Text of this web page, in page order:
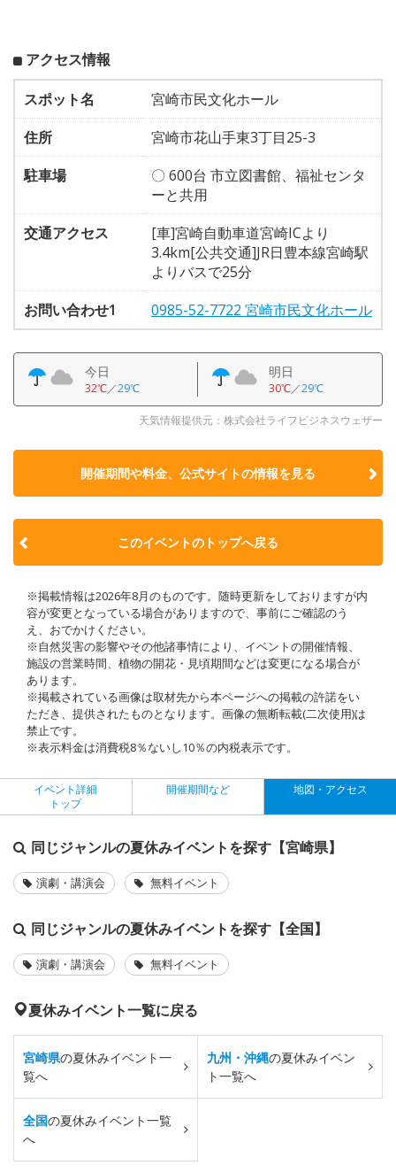
アクセス情報
スポット名
宮崎市民文化ホール
住所
宮崎市花山手東3丁目25-3
駐車場
〇 600台 市立図書館、福祉センタ
ーと共用
交通アクセス
[車]宮崎自動車道宮崎ICより
3.4km[公共交通]JR日豊本線宮崎駅
よりバスで25分
お問い合わせ1
0985-52-7722 宮崎市民文化ホール
今日
32℃／29℃
明日
30℃／29℃
天気情報提供元：株式会社ライフビジネスウェザー
開催期間や料金、公式サイトの情報を見る
このイベントのトップへ戻る
※掲載情報は2026年8月のものです。随時更新をしておりますが内
容が変更となっている場合がありますので、事前にご確認のう
え、おでかけください。
※自然災害の影響やその他諸事情により、イベントの開催情報、
施設の営業時間、植物の開花・見頃期間などは変更になる場合が
あります。
※掲載されている画像は取材先から本ページへの掲載の許諾をい
ただき、提供されたものとなります。画像の無断転載(二次使用)は
禁止です。
※表示料金は消費税8％ないし10％の内税表示です。
イベント詳細
トップ
開催期間など 地図・アクセス
同じジャンルの夏休みイベントを探す【宮崎県】
演劇・講演会 無料イベント
同じジャンルの夏休みイベントを探す【全国】
演劇・講演会 無料イベント
夏休みイベント一覧に戻る
宮崎県の夏休みイベント一
覧へ
九州・沖縄の夏休みイベン
ト一覧へ
全国の夏休みイベント一覧
へ